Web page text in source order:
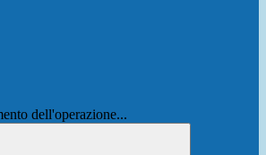
dell'operazione...